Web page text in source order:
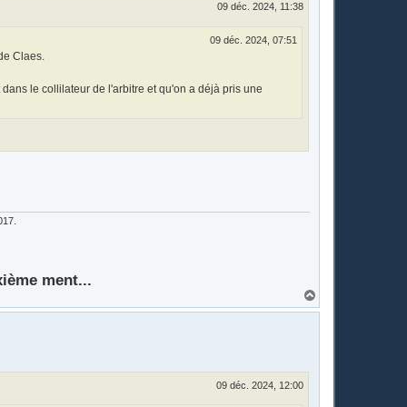
09 déc. 2024, 11:38
09 déc. 2024, 07:51
Claes.
le collilateur de l'arbitre et qu'on a déjà pris une
ment...
a
09 déc. 2024, 12:00